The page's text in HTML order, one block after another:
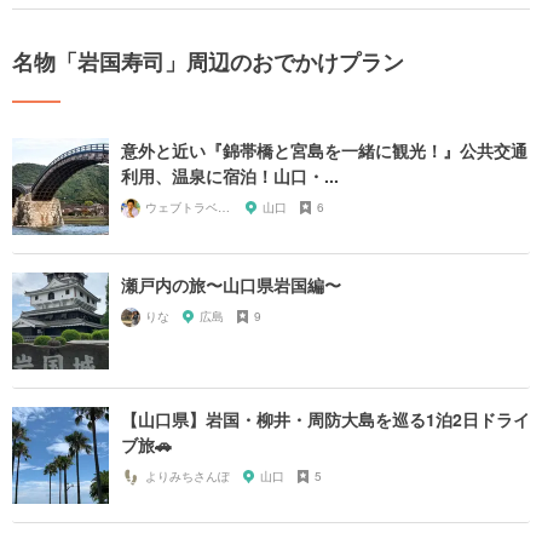
名物「岩国寿司」周辺のおでかけプラン
意外と近い『錦帯橋と宮島を一緒に観光！』公共交通
利用、温泉に宿泊！山口・...
山口 6
瀬戸内の旅〜山口県岩国編〜
りな 広島 9
【山口県】岩国・柳井・周防大島を巡る1泊2日ドライ
ブ旅🚗
よりみちさんぽ 山口 5